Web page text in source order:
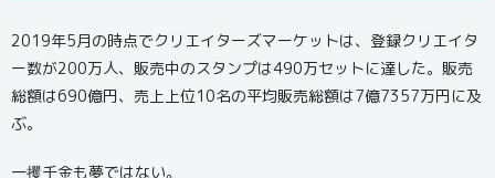
2019年5月の時点でクリエイターズマーケットは、登録クリエイタ
ー数が200万人、販売中のスタンプは490万セットに達した。販売
総額は690億円、売上上位10名の平均販売総額は7億7357万円に及
ぶ。
一攫千金も夢ではない。